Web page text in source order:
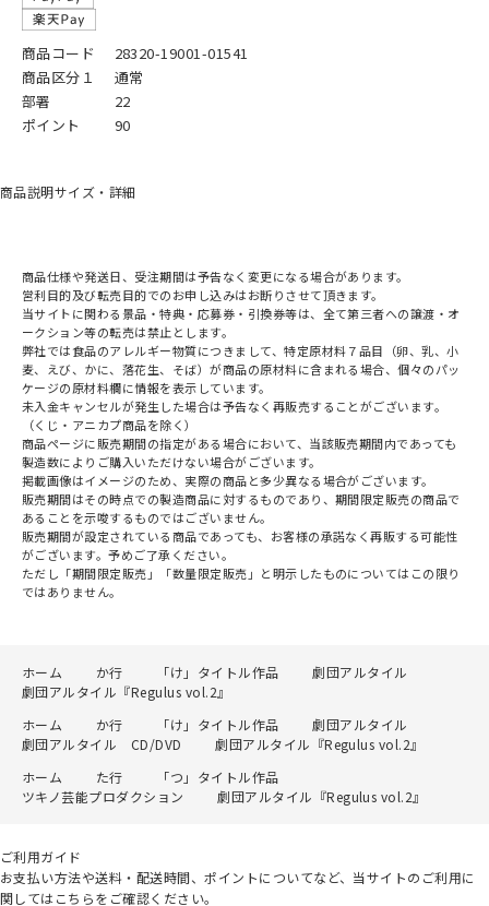
商品コード
28320-19001-01541
商品区分１
通常
部署
22
ポイント
90
商品説明サイズ・詳細
商品仕様や発送日、受注期間は予告なく変更になる場合があります。
営利目的及び転売目的でのお申し込みはお断りさせて頂きます。
当サイトに関わる景品・特典・応募券・引換券等は、全て第三者への譲渡・オ
ークション等の転売は禁止とします。
弊社では食品のアレルギー物質につきまして、特定原材料７品目（卵、乳、小
麦、えび、かに、落花生、そば）が商品の原材料に含まれる場合、個々のパッ
ケージの原材料欄に情報を表示しています。
未入金キャンセルが発生した場合は予告なく再販売することがございます。
（くじ・アニカプ商品を除く）
商品ページに販売期間の指定がある場合において、当該販売期間内であっても
製造数によりご購入いただけない場合がございます。
掲載画像はイメージのため、実際の商品と多少異なる場合がございます。
販売期間はその時点での製造商品に対するものであり、期間限定販売の商品で
あることを示唆するものではございません。
販売期間が設定されている商品であっても、お客様の承諾なく再販する可能性
がございます。予めご了承ください。
ただし「期間限定販売」「数量限定販売」と明示したものについてはこの限り
ではありません。
ホーム か行 「け」タイトル作品
劇団アルタイル
劇団アルタイル『Regulus vol.2』
ホーム
か行 「け」タイトル作品
劇団アルタイル
劇団アルタイル CD/DVD
劇団アルタイル『Regulus vol.2』
ホーム
た行
「つ」タイトル作品
ツキノ芸能プロダクション
劇団アルタイル『Regulus vol.2』
ご利用ガイド
お支払い方法や送料・配送時間、ポイントについてなど、当サイトのご利用に
関してはこちらをご確認ください。